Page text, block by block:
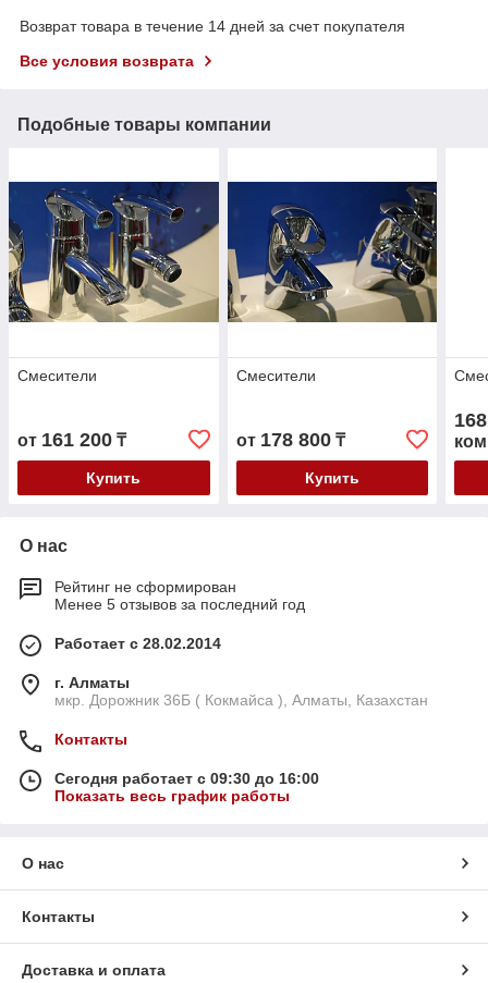
Возврат товара в течение 14 дней за счет покупателя
Все условия возврата
Подобные товары компании
Смесители
от 161 200 ₸
Купить
Смесители
от 178 800₸
Купить
О нас
Рейтинг не сформирован
Менее 5 отзывов за последний год
Работает с 28.02.2014
г. Алматы
мкр. Дорожник 36Б ( Кокмайса ), Алматы, Казахстан
Контакты
Сегодня работает с 09:30 до 16:00
Показать весь график работы
О нас
Контакты
Доставка и оплата